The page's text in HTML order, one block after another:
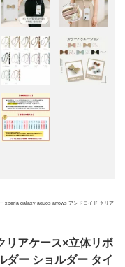
xperia galaxy aquos arrows アンドロイド クリア
リアケース×立体リボ
ダー ショルダー タイ